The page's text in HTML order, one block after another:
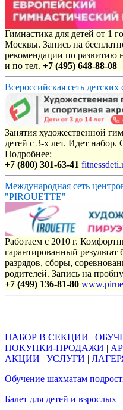
Гимнастика для детей от 1
Москвы. Запись на
рекомендации по развитию
и по тел. +7 (495) 648-88-08
Всероссийская сеть
Занятия художественной
детей с 3-х лет. Идет
Подробнее:
+7 (800) 301-63-41
Международная сеть
"PIROUETTE"
Работаем с 2010 г.
гарантированный
разрядов, сборы,
родителей. Запись на
+7 (499) 136-81-80
НАБОР В СЕКЦИИ |
ПОКУПКИ-ПРОДАЖИ |
АКЦИИ | УСЛУГИ |
Обучение шахматам
Балет для детей и взрослых